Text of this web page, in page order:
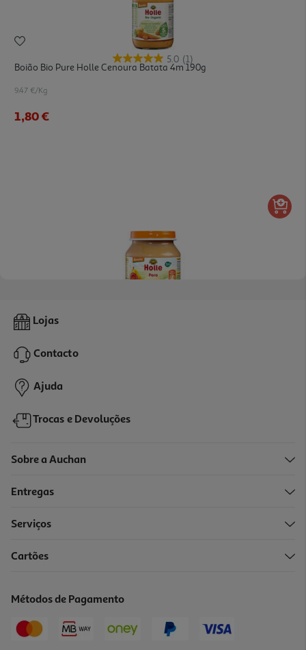
5.0 (1)
Boião Bio Pure Holle Cenoura Batata 4m 190g
9.47 €/Kg
1,80 €
Boiao Bio Pure Holle Pera 4m 125g
1,63 €
Lojas
Contacto
Ajuda
Trocas e Devoluções
Sobre a Auchan
Entregas
Serviços
Cartões
Métodos de Pagamento